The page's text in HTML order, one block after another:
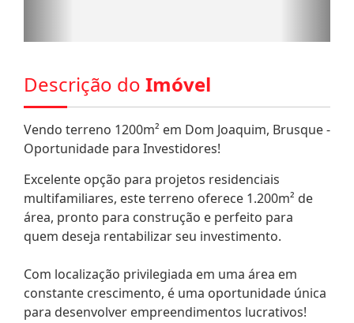
Descrição do Imóvel
Vendo terreno 1200m² em Dom Joaquim, Brusque -
Oportunidade para Investidores!
Excelente opção para projetos residenciais
multifamiliares, este terreno oferece 1.200m² de
área, pronto para construção e perfeito para
quem deseja rentabilizar seu investimento.
Com localização privilegiada em uma área em
constante crescimento, é uma oportunidade única
para desenvolver empreendimentos lucrativos!